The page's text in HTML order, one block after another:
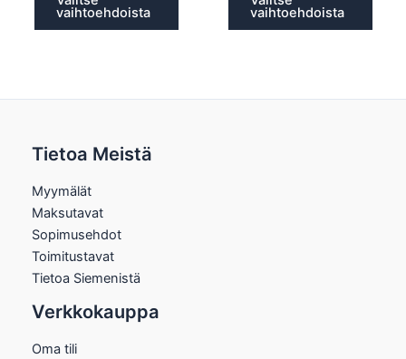
vaihtoehdoista vaihtoehdoista
Tietoa Meistä
Myymälät
Maksutavat
Sopimusehdot
Toimitustavat
Tietoa Siemenistä
Verkkokauppa
Oma tili